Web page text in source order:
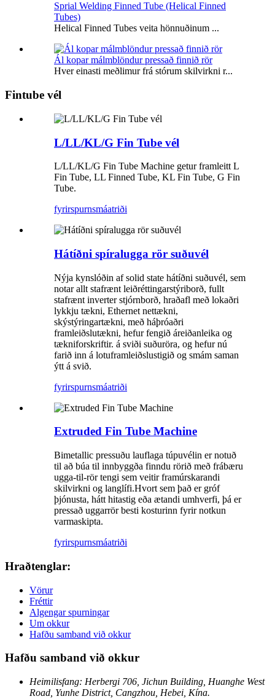
Sprial Welding Finned Tube (Helical Finned
Tubes)
Helical Finned Tubes veita hönnuðinum ...
Ál kopar málmblöndur pressað finnið rör
Hver einasti meðlimur frá stórum skilvirkni r...
Fintube vél
L/LL/KL/G Fin Tube vél
L/LL/KL/G Fin Tube Machine getur framleitt L
Fin Tube, LL Finned Tube, KL Fin Tube, G Fin
Tube.
fyrirspurnsmáatriði
Hátíðni spíralugga rör suðuvél
Nýja kynslóðin af solid state hátíðni suðuvél, sem
notar allt stafrænt leiðréttingarstýriborð, fullt
stafrænt inverter stjórnborð, hraðafl með lokaðri
lykkju tækni, Ethernet nettækni,
skýstýringartækni, með háþróaðri
framleiðslutækni, hefur fengið áreiðanleika og
tækniforskriftir. á sviði suðuröra, og hefur nú
farið inn á lotuframleiðslustigið og smám saman
ýtt á svið.
fyrirspurnsmáatriði
Extruded Fin Tube Machine
Bimetallic pressuðu lauflaga túpuvélin er notuð
til að búa til innbyggða finndu rörið með frábæru
ugga-til-rör tengi sem veitir framúrskarandi
skilvirkni og langlífi.Hvort sem það er gróf
þjónusta, hátt hitastig eða ætandi umhverfi, þá er
pressað uggarrör besti kosturinn fyrir notkun
varmaskipta.
fyrirspurnsmáatriði
Hraðtenglar:
Vörur
Fréttir
Algengar spurningar
Um okkur
Hafðu samband við okkur
Hafðu samband við okkur
Heimilisfang: Herbergi 706, Jichun Building, Huanghe West
Road, Yunhe District, Cangzhou, Hebei, Kína.